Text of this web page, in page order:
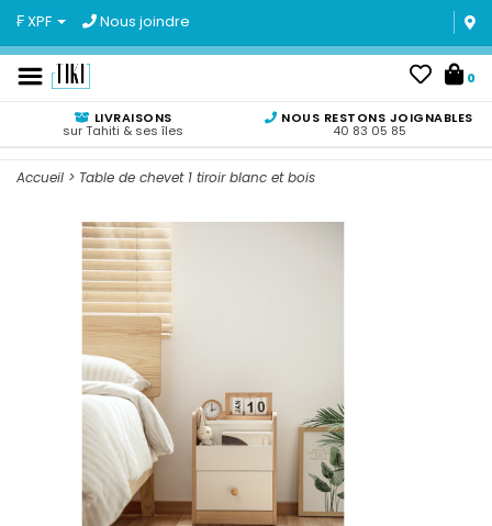
₣ XPF Nous joindre
0
LIVRAISONS
sur Tahiti & ses îles
NOUS RESTONS JOIGNABLES
40 83 05 85
Accueil > Table de chevet 1 tiroir blanc et bois